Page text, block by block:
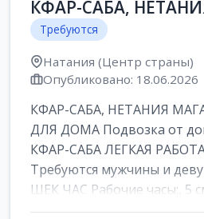
КФАР-САБА,
Требуются
Натания (Центр страны)
Опубликовано: 18.06.2026
КФАР-САБА, НЕТАНИЯ
ДЛЯ ДОМА Подвозка от
КФАР-САБА ЛЕГКАЯ
Требуются мужчины и
ШЕК ЧАС Рабочие часы:, 5
не ...